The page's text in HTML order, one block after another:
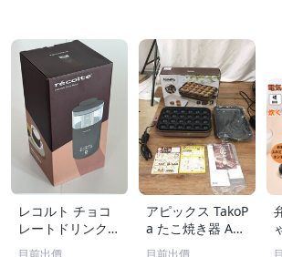
レコルト チョコ
レートドリンクメ
ーカー RMT-2 (G
目前出價
アピックス TakoP
a たこ焼き器 AT
M-024 ブラウン
目前出價